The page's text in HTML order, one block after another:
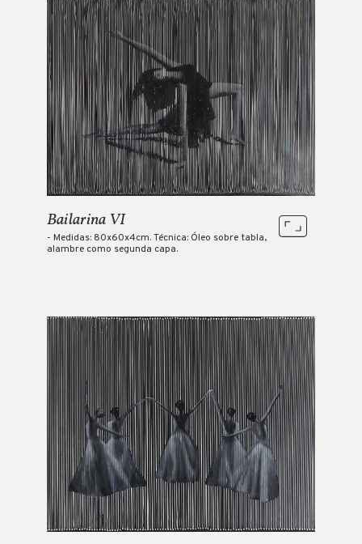
Bailarina VI
- Medidas: 80x60x4cm. Técnica: Óleo sobre tabla,
alambre como segunda capa.